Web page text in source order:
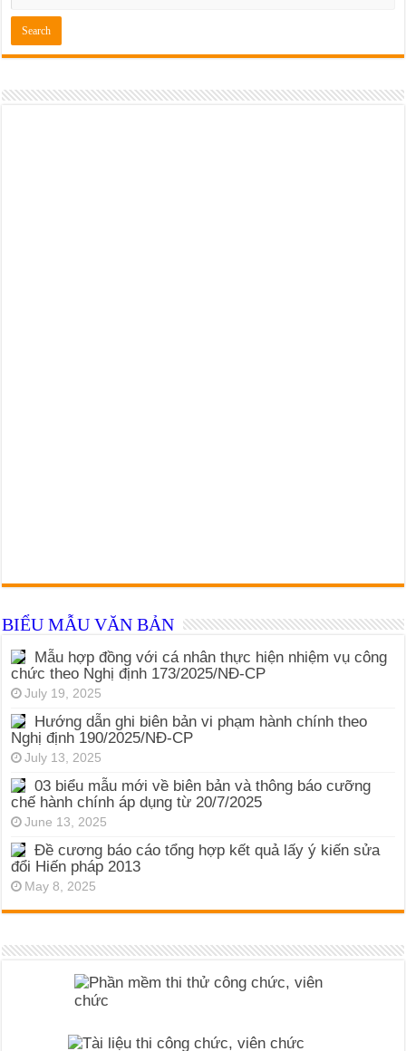
BIỂU MẪU VĂN BẢN
Mẫu hợp đồng với cá nhân thực hiện nhiệm vụ công
chức theo Nghị định 173/2025/NĐ-CP
July 19, 2025
Hướng dẫn ghi biên bản vi phạm hành chính theo
Nghị định 190/2025/NĐ-CP
July 13, 2025
03 biểu mẫu mới về biên bản và thông báo cưỡng
chế hành chính áp dụng từ 20/7/2025
June 13, 2025
Đề cương báo cáo tổng hợp kết quả lấy ý kiến sửa
đổi Hiến pháp 2013
May 8, 2025